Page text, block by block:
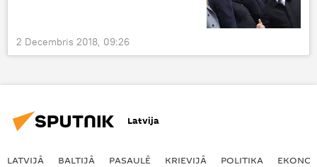
2 Decembris 2018, 09:26
Latvija
LATVIJĀ BALTIJĀ PASAULĒ KRIEVIJĀ POLITIKA